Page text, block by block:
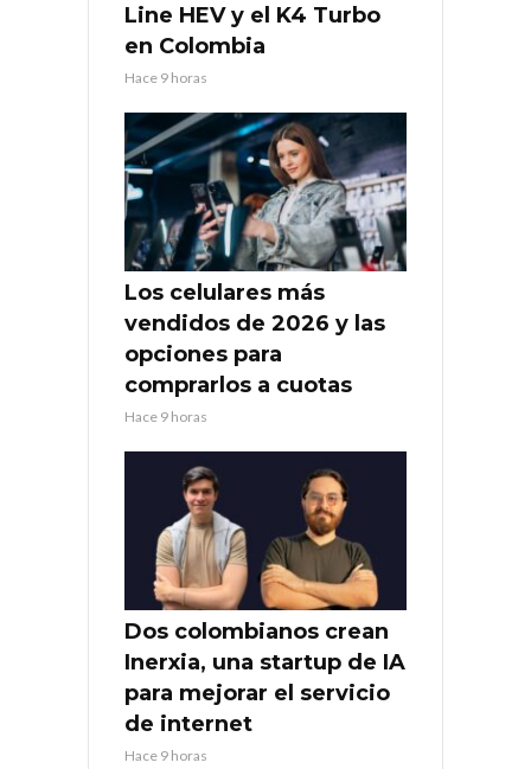
Line HEV y el K4 Turbo
en Colombia
Hace 9 horas
Los celulares más
vendidos de 2026 y las
opciones para
comprarlos a cuotas
Hace 9 horas
Dos colombianos crean
Inerxia, una startup de IA
para mejorar el servicio
de internet
Hace 9 horas